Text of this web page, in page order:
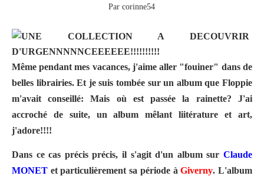
Par corinne54
Même pendant mes vacances, j'aime aller "fouiner" dans de
belles librairies. Et je suis tombée sur un album que Floppie
m'avait conseillé:Mais où est passée la rainette? J'ai
accroché de suite, un album mêlant liitérature et art,
j'adore!!!!
Dans ce cas précis précis, il s'agit d'un album sur Claude
MONET et particulièrement sa période àGiverny. L'album